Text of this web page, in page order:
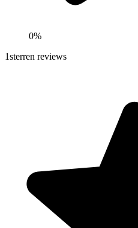
0%
1sterren reviews